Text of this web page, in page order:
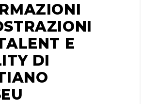
E
DI